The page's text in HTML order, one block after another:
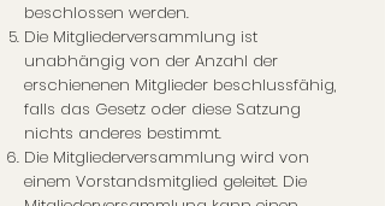
beschlossen werden.
Die Mitgliederversammlung ist
unabhängig von der Anzahl der
erschienenen Mitglieder beschlussfähig,
falls das Gesetz oder diese Satzung
nichts anderes bestimmt.
Die Mitgliederversammlung wird von
einem Vorstandsmitglied geleitet. Die